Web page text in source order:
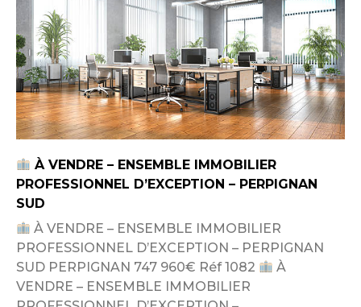
À VENDRE – ENSEMBLE IMMOBILIER
PROFESSIONNEL D’EXCEPTION – PERPIGNAN
SUD
À VENDRE – ENSEMBLE IMMOBILIER
PROFESSIONNEL D’EXCEPTION – PERPIGNAN
SUD PERPIGNAN 747 960€ Réf 1082
À
VENDRE – ENSEMBLE IMMOBILIER